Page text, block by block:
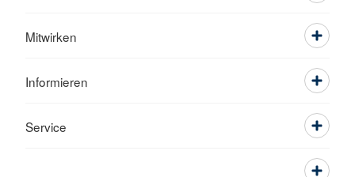
Mitwirken
Informieren
Service